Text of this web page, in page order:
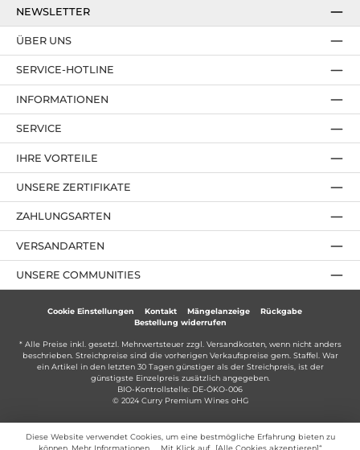
NEWSLETTER
SERVICE-HOTLINE
IHRE VORTEILE
ZAHLUNGSARTEN
ÜBER UNS
UNSERE ZERTIFIKATE
INFORMATIONEN
SERVICE
UNSERE COMMUNITIES
VERSANDARTEN
Cookie Einstellungen Kontakt Mängelanzeige
Rückgabe
Bestellung widerrufen
* Alle Preise inkl. gesetzl. Mehrwertsteuer zzgl. Versandkosten, wenn nicht anders
beschrieben. Streichpreise sind die vorherigen Verkaufspreise gem. Staffel. War
ein Artikel in den letzten 30 Tagen günstiger als der Streichpreis, ist der
günstigste Einzelpreis zusätzlich angegeben.
BIO-Kontrollstelle: DE-ÖKO-006
© 2024 Curry Premium Wines oHG
Diese Website verwendet Cookies, um eine bestmögliche Erfahrung bieten zu
können. Mehr Informationen ... . Mit Klick auf „[Alle Cookies akzeptieren]“